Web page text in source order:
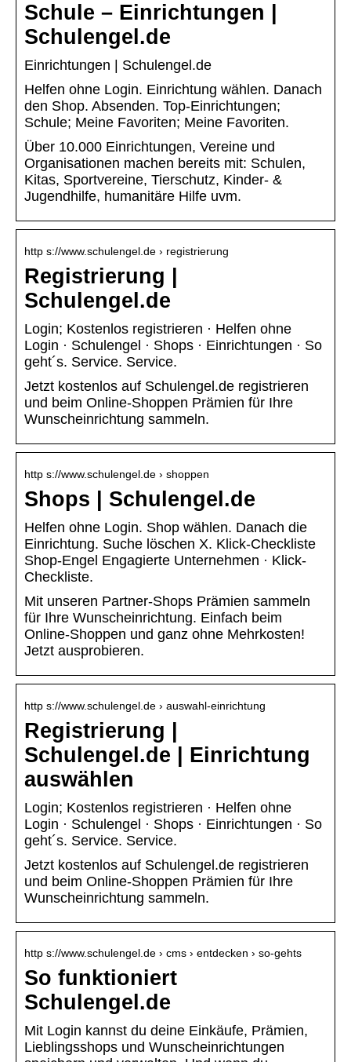
Schule – Einrichtungen |
Schulengel.de
Einrichtungen | Schulengel.de
Helfen ohne Login. Einrichtung wählen. Danach
den Shop. Absenden. Top-Einrichtungen;
Schule; Meine Favoriten; Meine Favoriten.
Über 10.000 Einrichtungen, Vereine und
Organisationen machen bereits mit: Schulen,
Kitas, Sportvereine, Tierschutz, Kinder- &
Jugendhilfe, humanitäre Hilfe uvm.
http s://www.schulengel.de › registrierung
Registrierung |
Schulengel.de
Login; Kostenlos registrieren · Helfen ohne
Login · Schulengel · Shops · Einrichtungen · So
geht´s. Service. Service.
Jetzt kostenlos auf Schulengel.de registrieren
und beim Online-Shoppen Prämien für Ihre
Wunscheinrichtung sammeln.
http s://www.schulengel.de › shoppen
Shops | Schulengel.de
Helfen ohne Login. Shop wählen. Danach die
Einrichtung. Suche löschen X. Klick-Checkliste
Shop-Engel Engagierte Unternehmen · Klick-
Checkliste.
Mit unseren Partner-Shops Prämien sammeln
für Ihre Wunscheinrichtung. Einfach beim
Online-Shoppen und ganz ohne Mehrkosten!
Jetzt ausprobieren.
http s://www.schulengel.de › auswahl-einrichtung
Registrierung |
Schulengel.de | Einrichtung
auswählen
Login; Kostenlos registrieren · Helfen ohne
Login · Schulengel · Shops · Einrichtungen · So
geht´s. Service. Service.
Jetzt kostenlos auf Schulengel.de registrieren
und beim Online-Shoppen Prämien für Ihre
Wunscheinrichtung sammeln.
http s://www.schulengel.de › cms › entdecken › so-gehts
So funktioniert
Schulengel.de
Mit Login kannst du deine Einkäufe, Prämien,
Lieblingsshops und Wunscheinrichtungen